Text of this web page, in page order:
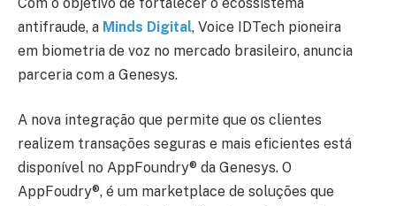
antifraude, a Minds Digital, Voice IDTech pioneira
em biometria de voz no mercado brasileiro, anuncia
parceria com a Genesys.
A nova integração que permite que os clientes
realizem transações seguras e mais eficientes está
disponível no AppFoundry® da Genesys. O
AppFoudry®, é um marketplace de soluções que